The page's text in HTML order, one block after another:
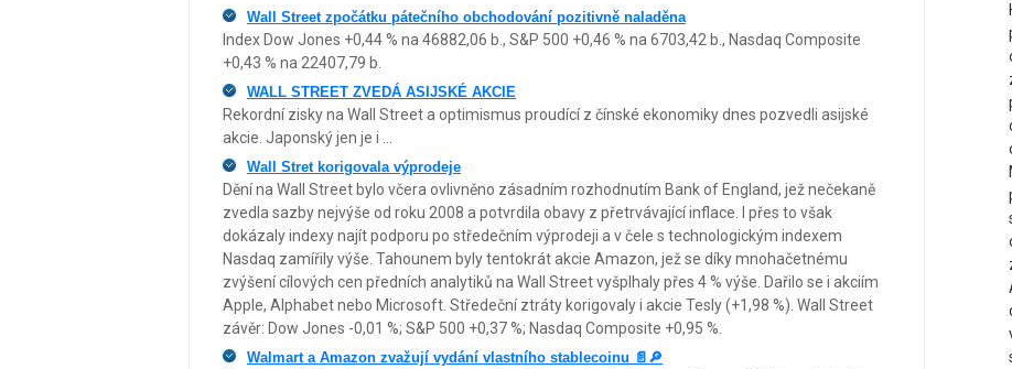
Wall Street zpočátku pátečního obchodování pozitivně naladěna
Index Dow Jones +0,44 % na 46882,06 b., S&P 500 +0,46 % na 6703,42 b., Nasdaq Composite
+0,43 % na 22407,79 b.
WALL STREET ZVEDÁ ASIJSKÉ AKCIE
Rekordní zisky na Wall Street a optimismus proudící z čínské ekonomiky dnes pozvedli asijské
akcie. Japonský jen je i ...
Wall Stret korigovala výprodeje
Dění na Wall Street bylo včera ovlivněno zásadním rozhodnutím Bank of England, jež nečekaně
zvedla sazby nejvýše od roku 2008 a potvrdila obavy z přetrvávající inflace. I přes to však
dokázaly indexy najít podporu po středečním výprodeji a v čele s technologickým indexem
Nasdaq zamířily výše. Tahounem byly tentokrát akcie Amazon, jež se díky mnohačetnému
zvýšení cílových cen předních analytiků na Wall Street vyšplhaly přes 4 % výše. Dařilo se i akciím
Apple, Alphabet nebo Microsoft. Středeční ztráty korigovaly i akcie Tesly (+1,98 %). Wall Street
závěr: Dow Jones -0,01 %; S&P 500 +0,37 %; Nasdaq Composite +0,95 %.
Walmart a Amazon zvažují vydání vlastního stablecoinu 📄🔎